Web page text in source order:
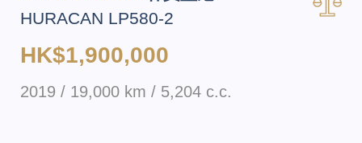
HURACAN LP580-2
HK$1,900,000
2019 / 19,000 km / 5,204 c.c.